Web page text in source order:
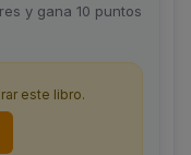
y gana 10 puntos
este libro.